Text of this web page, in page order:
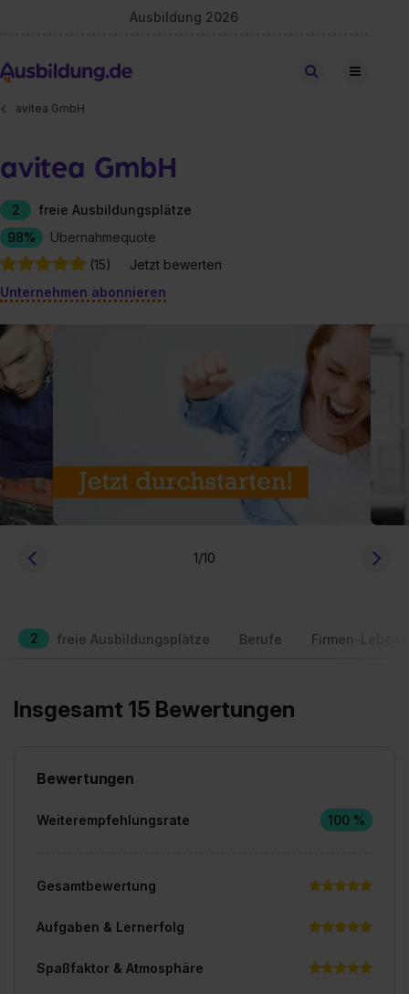
Ausbildung 2026
Stellen finden
avitea GmbH
avitea GmbH
2
freie Ausbildungsplätze
98%
Übernahmequote
(15)
Jetzt bewerten
Unternehmen abonnieren
1/10
2 freie Ausbildungsplätze Berufe Firmen-
Insgesamt 15 Bewertungen
Bewertungen
Weiterempfehlungsrate 100 %
Gesamtbewertung
Aufgaben & Lernerfolg
Spaßfaktor & Atmosphäre